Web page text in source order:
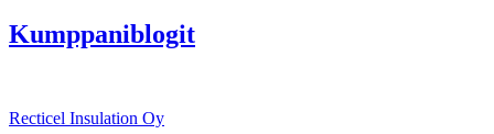
Kumppaniblogit
Recticel Insulation Oy